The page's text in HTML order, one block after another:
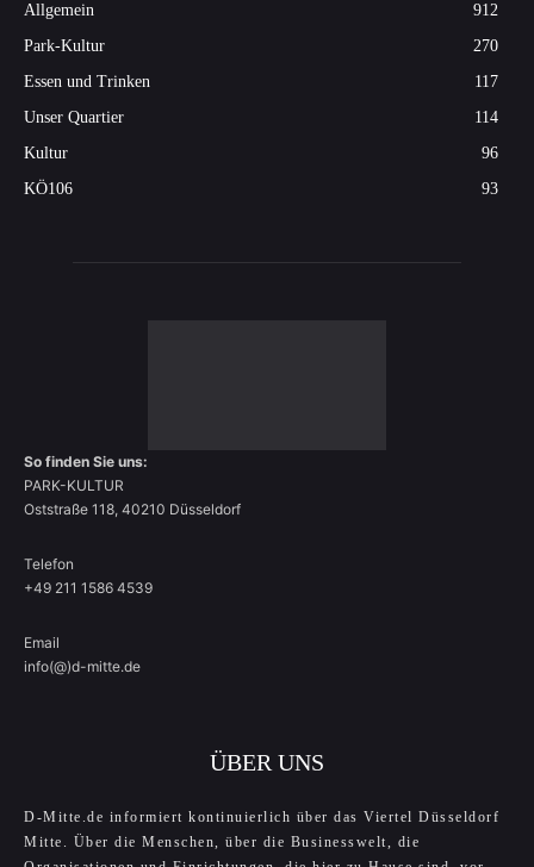
Allgemein
912
Park-Kultur
270
Essen und Trinken
117
Unser Quartier
114
Kultur
96
KÖ106
93
So finden Sie uns:
PARK-KULTUR
Oststraße 118, 40210 Düsseldorf
Telefon
+49 211 1586 4539
Email
info(@)d-mitte.de
ÜBER UNS
D-Mitte.de informiert kontinuierlich über das Viertel Düsseldorf
Mitte. Über die Menschen, über die Businesswelt, die